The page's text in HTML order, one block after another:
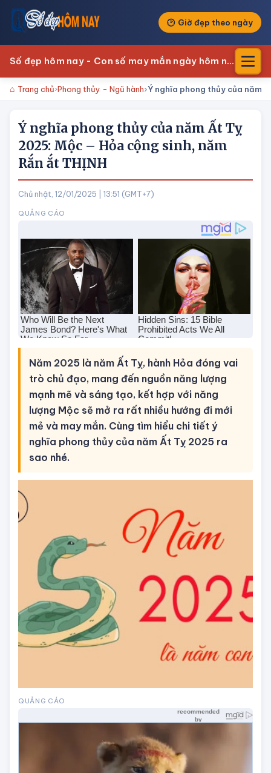
Giờ đẹp theo ngày
Số đẹp hôm nay - Con số may mắn ngày hôm nay
Trang chủ Phong thủy - Ngũ hành Ý nghĩa phong thủy của năm
Ý nghĩa phong thủy của năm Ất Tỵ
2025: Mộc – Hỏa cộng sinh, năm
Rắn ắt THỊNH
Chủ nhật, 12/01/2025 | 13:51 (GMT+7)
Năm 2025 là năm Ất Tỵ, hành Hỏa đóng vai
trò chủ đạo, mang đến nguồn năng lượng
mạnh mẽ và sáng tạo, kết hợp với năng
lượng Mộc sẽ mở ra rất nhiều hướng đi mới
mẻ và may mắn. Cùng tìm hiểu chi tiết ý
sao nhé.